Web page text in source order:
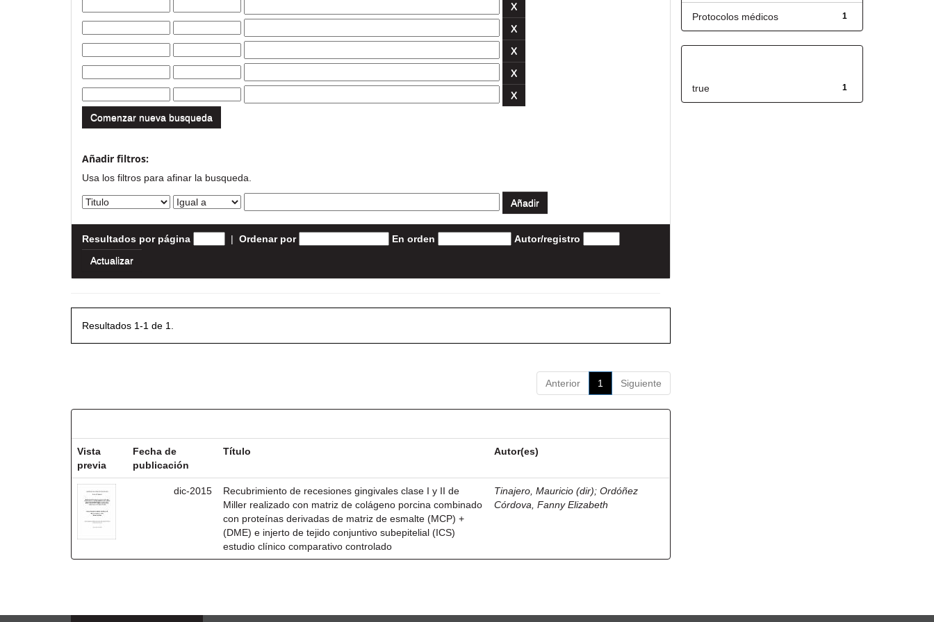
Comenzar nueva busqueda
Añadir filtros:
Usa los filtros para afinar la busqueda.
Resultados por página | Ordenar por En orden Autor/registro
Resultados 1-1 de 1.
Anterior 1 Siguiente
Vista
previa
Fecha de
publicación
Título Autor(es)
dic-2015
Recubrimiento de recesiones gingivales clase I y II de
Miller realizado con matriz de colágeno porcina combinado
con proteínas derivadas de matriz de esmalte (MCP) +
(DME) e injerto de tejido conjuntivo subepitelial (ICS)
estudio clínico comparativo controlado
Tinajero, Mauricio (dir);Ordóñez
Córdova, Fanny Elizabeth
1
Protocolos médicos
1
true